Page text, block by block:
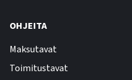
OHJEITA
Maksutavat
Toimitustavat